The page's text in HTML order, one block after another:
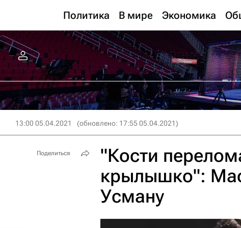
Политика В мире Экономика
13:00 05.04.2021 (обновлено: 17:55 05.04.2021)
"Кости
крылышко":
Усману
Поделиться